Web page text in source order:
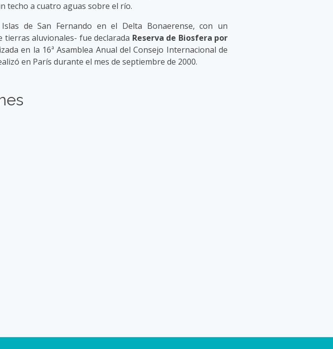
techo a cuatro aguas sobre el río.
de San Fernando en el Delta Bonaerense, con un
tierras aluvionales- fue declarada Reserva de Biosfera por
en la 16ª Asamblea Anual del Consejo Internacional de
en París durante el mes de septiembre de 2000.